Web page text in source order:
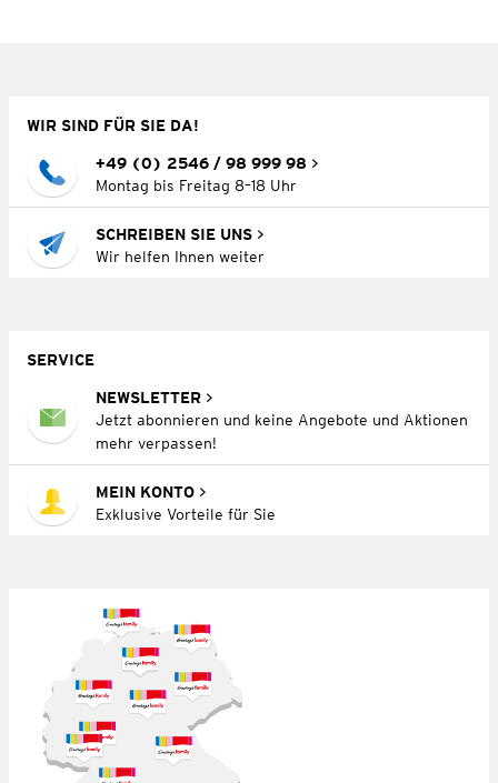
WIR SIND FÜR SIE DA!
+49 (0) 2546 / 98 999 98
Montag bis Freitag 8–18 Uhr
SCHREIBEN SIE UNS
Wir helfen Ihnen weiter
SERVICE
NEWSLETTER
Jetzt abonnieren und keine Angebote und Aktionen
mehr verpassen!
MEIN KONTO
Exklusive Vorteile für Sie